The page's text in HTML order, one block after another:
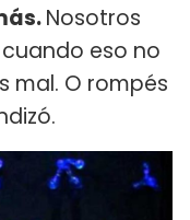
Nosotros
eso no
mal. O rompés